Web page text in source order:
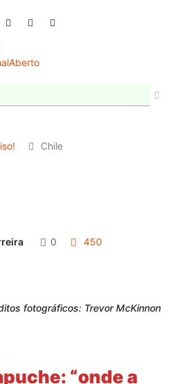
Chile
0 450
fotográficos: Trevor McKinnon
“onde a